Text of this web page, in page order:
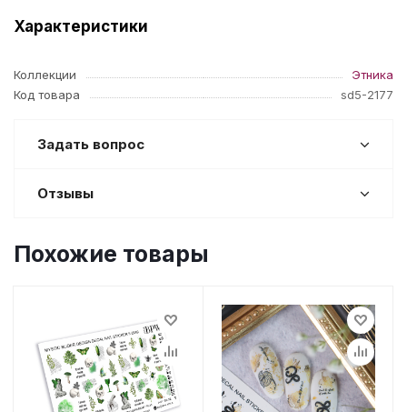
Характеристики
Коллекции
Этника
Код товара
sd5-2177
Задать вопрос
Отзывы
Похожие товары